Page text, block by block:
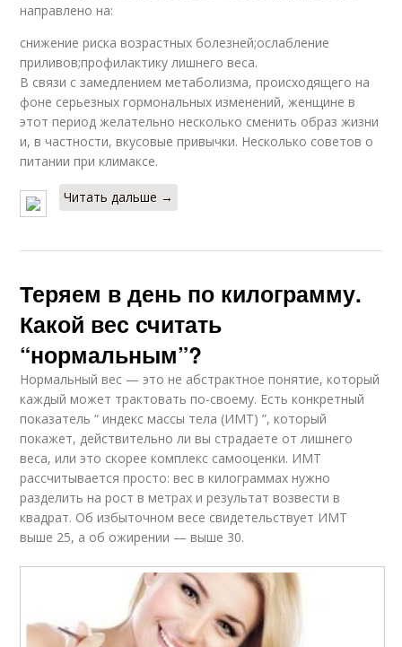
уменьшения
Низовая диета
Диета для убирания Диета на похудение
Диеты для быстрого
направлено на:
снижение риска возрастных болезней;ослабление
приливов;профилактику лишнего веса.
В связи с замедлением метаболизма, происходящего на
фоне серьезных гормональных изменений, женщине в
этот период желательно несколько сменить образ жизни
и, в частности, вкусовые привычки. Несколько советов о
питании при климаксе.
Читать дальше →
Теряем в день по килограмму.
Какой вес считать
“нормальным”?
Нормальный вес — это не абстрактное понятие, который
каждый может трактовать по-своему. Есть конкретный
показатель “ индекс массы тела (ИМТ) ”, который
покажет, действительно ли вы страдаете от лишнего
веса, или это скорее комплекс самооценки. ИМТ
рассчитывается просто: вес в килограммах нужно
разделить на рост в метрах и результат возвести в
квадрат. Об избыточном весе свидетельствует ИМТ
выше 25, а об ожирении — выше 30.